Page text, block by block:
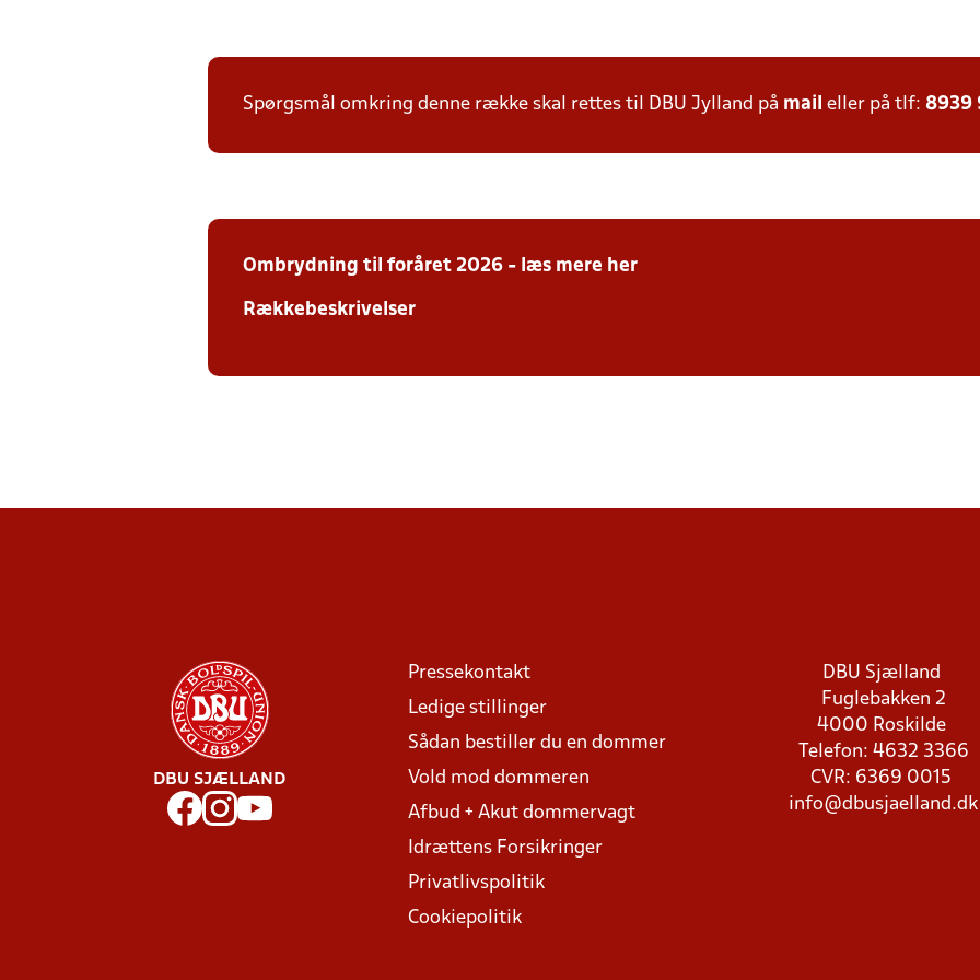
Spørgsmål omkring denne række skal rettes til DBU Jylland på mail eller på tlf: 8939
Ombrydning til foråret 2026 - læs mere her
Rækkebeskrivelser
DBU SJÆLLAND
Pressekontakt
Ledige stillinger
Sådan bestiller du en dommer
Vold mod dommeren
Afbud + Akut dommervagt
Idrættens Forsikringer
Privatlivspolitik
Cookiepolitik
DBU Sjælland
Fuglebakken 2
4000 Roskilde
Telefon: 4632 3366
CVR: 6369 0015
info@dbusjaelland.dk